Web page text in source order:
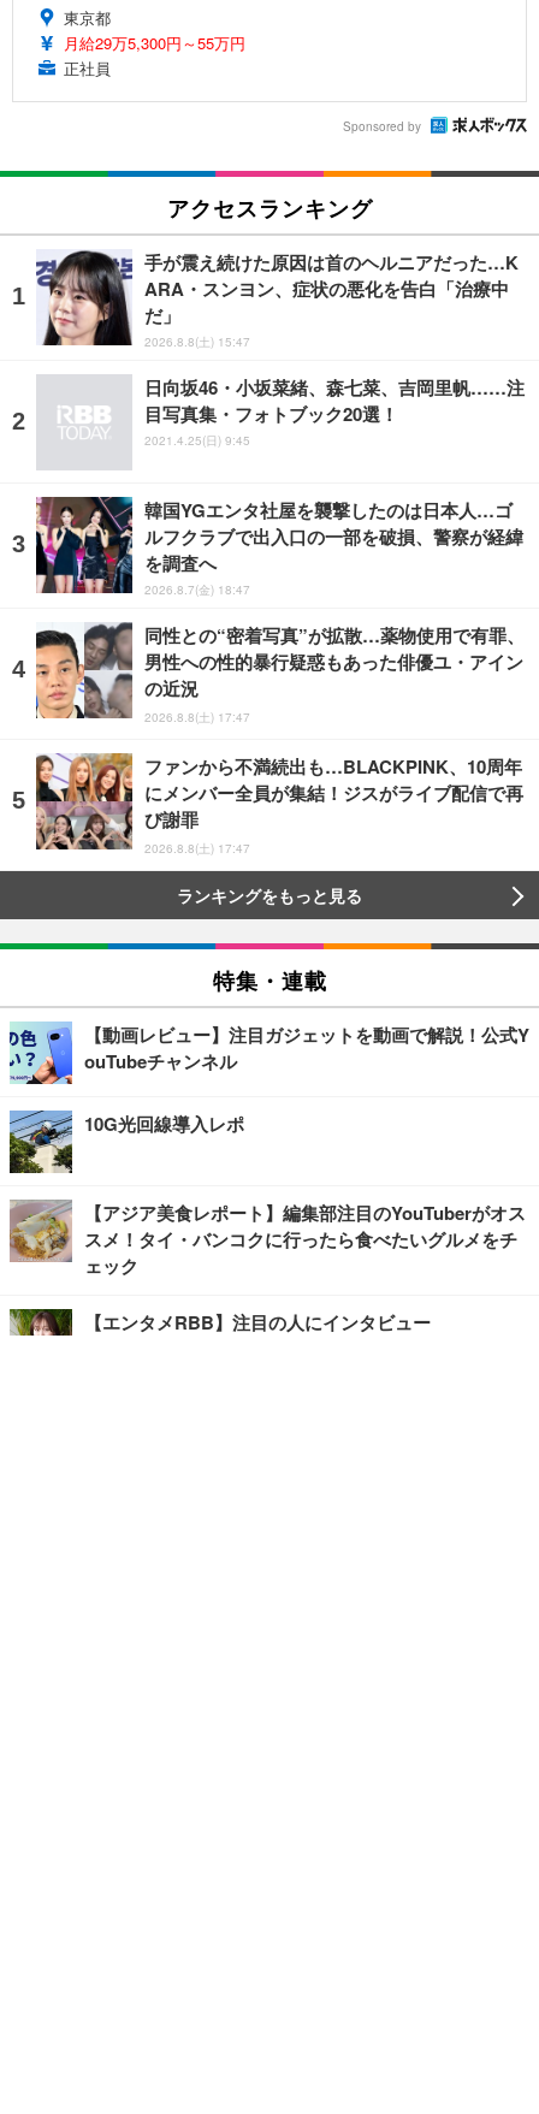
東京都
月給29万5,300円～55万円
正社員
Sponsored by
アクセスランキング
手が震え続けた原因は首のヘルニアだった…K
ARA・スンヨン、症状の悪化を告白「治療中
だ」
2026.8.8(土) 15:47
日向坂46・小坂菜緒、森七菜、吉岡里帆……注
目写真集・フォトブック20選！
2021.4.25(日) 9:45
韓国YGエンタ社屋を襲撃したのは日本人…ゴ
ルフクラブで出入口の一部を破損、警察が経緯
を調査へ
2026.8.7(金) 18:47
同性との“密着写真”が拡散…薬物使用で有罪、
男性への性的暴行疑惑もあった俳優ユ・アイン
の近況
2026.8.8(土) 17:47
ファンから不満続出も…BLACKPINK、10周年
にメンバー全員が集結！ジスがライブ配信で再
び謝罪
2026.8.8(土) 17:47
ランキングをもっと見る
特集・連載
【動画レビュー】注目ガジェットを動画で解説！公式Y
ouTubeチャンネル
10G光回線導入レポ
【アジア美食レポート】編集部注目のYouTuberがオス
スメ！タイ・バンコクに行ったら食べたいグルメをチ
ェック
【エンタメRBB】注目の人にインタビュー